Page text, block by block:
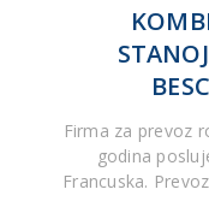
Firma za prevoz
godina
Francuska.